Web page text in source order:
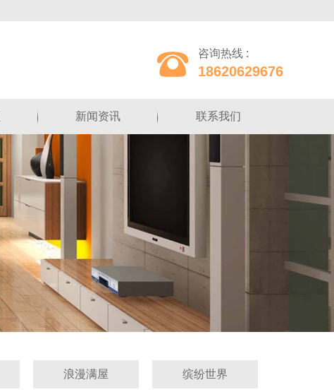
咨询热线 :
18620629676
新闻资讯 联系我们
浪漫满屋 缤纷世界